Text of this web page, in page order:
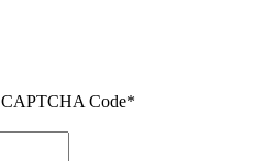
CAPTCHA Code*